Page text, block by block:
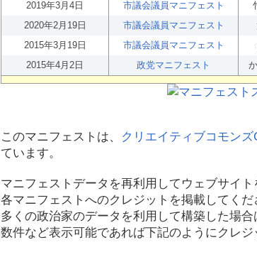
2019年3月4日
市議会議員マニフェスト
2020年2月19日
市議会議員マニフェスト
2015年3月19日
市議会議員マニフェスト
2015年4月2日
政党マニフェスト
このマニフェストは、 クリエイティブコモンズ
ています。
マニフェストデータを再利用してウェブサイト
各マニフェストへのクレジットを掲載してくだ
多くの政治家のデータを利用して構築した場
数件など表示可能であれば下記のようにクレジ